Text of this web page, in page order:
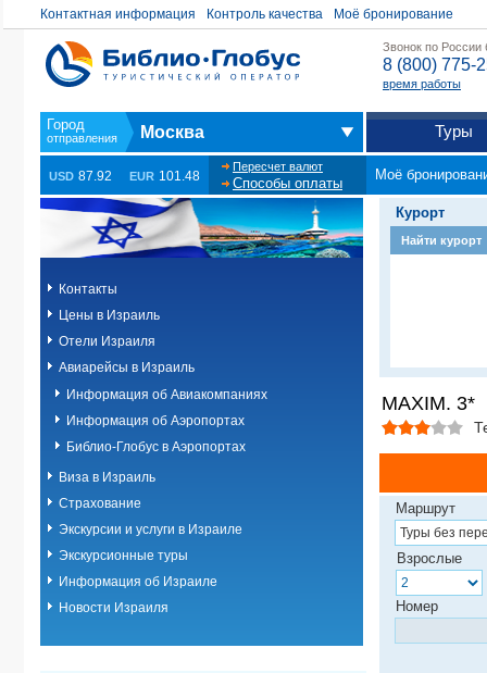
Контактная информация Контроль качества Моё бронирование
Звонок по России
8 (800) 775-
время работы
Москва Туры
USD 87.92 EUR 101.48
Пересчет валют
Способы оплаты
Моё
Контакты
Цены в Израиль
Отели Израиля
Авиарейсы в Израиль
Информация об Авиакомпаниях
Информация об Аэропортах
Библио-Глобус в Аэропортах
Виза в Израиль
Страхование
Экскурсии и услуги в Израиле
Экскурсионные туры
Информация об Израиле
Новости Израиля
Курорт
Найти курорт
MAXIM. 3*
Маршрут
Взрослые
Номер